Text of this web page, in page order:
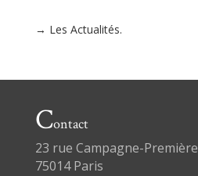
→ Les Actualités.
Contact
23 rue Campagne-Première
75014 Paris